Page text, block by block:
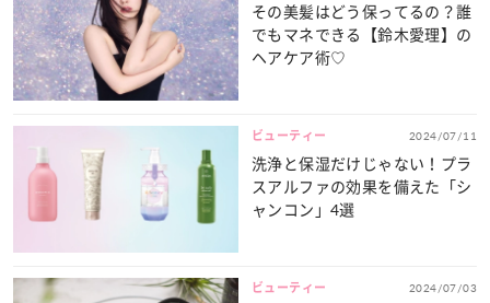
その美髪はどう保ってるの？誰
でもマネできる【鈴木愛理】の
ヘアケア術♡
ビューティー 2024/07/11
洗浄と保湿だけじゃない！プラ
スアルファの効果を備えた「シ
ャンコン」4選
ビューティー 2024/07/03